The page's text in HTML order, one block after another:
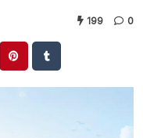
199 0